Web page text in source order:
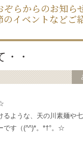
ぞらからのお知ら
のイベントなどご
・・
るような、天の川素麺や
です（(^^)*。*†°。☆